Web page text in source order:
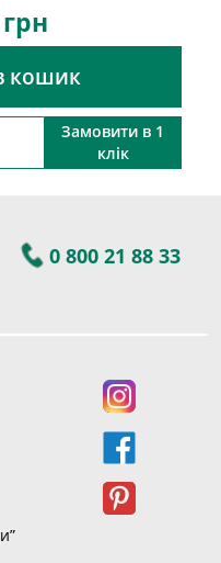
грн
кошик
Замовити в 1
клік
0 800 21 88 33